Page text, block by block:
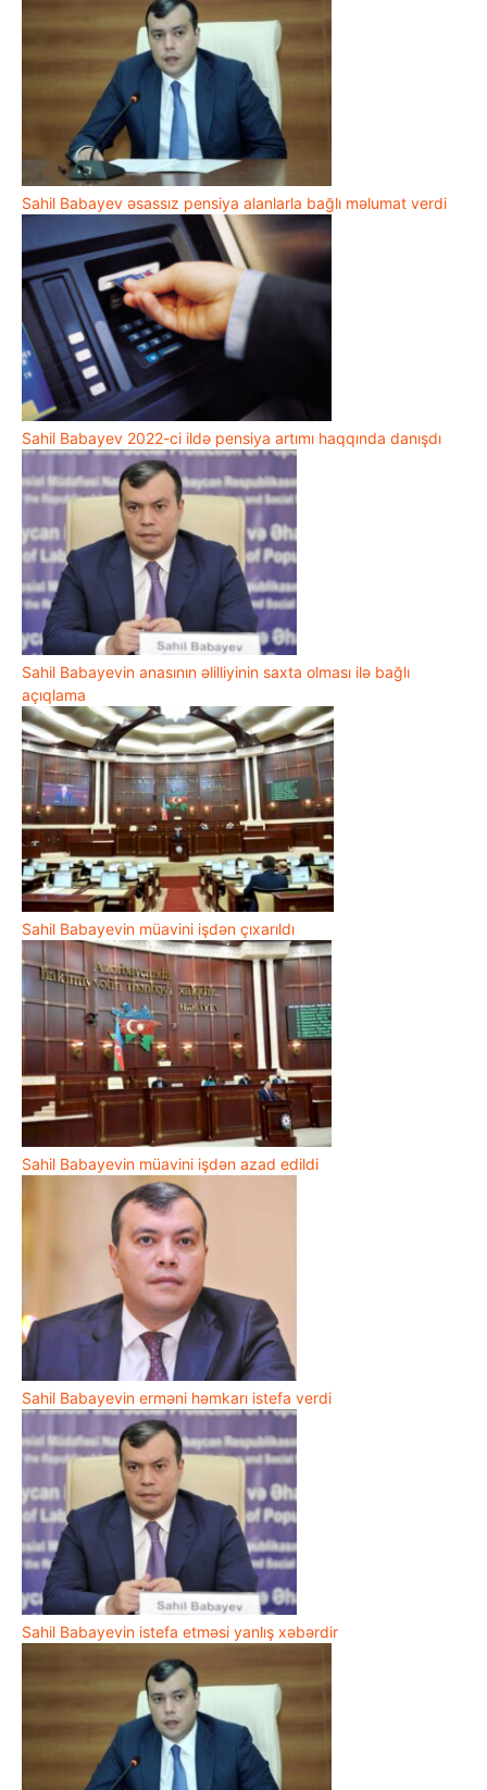
Sahil Babayev əsassız pensiya alanlarla bağlı məlumat verdi
Sahil Babayev 2022-ci ildə pensiya artımı haqqında danışdı
Sahil Babayevin anasının əlilliyinin saxta olması ilə bağlı
açıqlama
Sahil Babayevin müavini işdən çıxarıldı
Sahil Babayevin müavini işdən azad edildi
Sahil Babayevin erməni həmkarı istefa verdi
Sahil Babayevin istefa etməsi yanlış xəbərdir